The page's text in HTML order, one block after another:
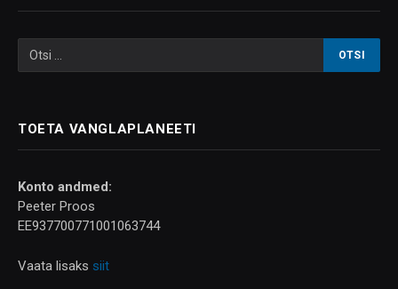
TOETA VANGLAPLANEETI
Konto andmed:
Peeter Proos
EE937700771001063744
Vaata lisaks siit